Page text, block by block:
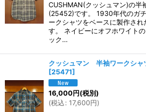
CUSHMAN(クッシュマン)の半
(25452)です。 1930年代のガ
ークシャツをベースに製作さ
す。 ネイビーにオフホワイト
ック…
クッシュマン 半袖ワークシ
[25471]
16,000円(税別)
(税込: 17,600円)